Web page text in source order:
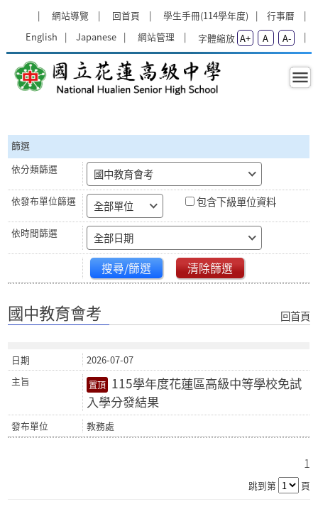
網站導覽
回首頁 學生手冊(114學年度)
行事曆
English
Japanese 網站管理 字體縮放 A+ A A-
國中教育會考 - 國立花蓮高級中學
篩選
國中教育會考
全部單位 包含下級單位資料
全部日期
搜尋/篩選 清除篩選
國中教育會考 回首頁
2026-07-07
115學年度花蓮區高級中等學校免試
入學分發結果
教務處
1
跳到第 頁